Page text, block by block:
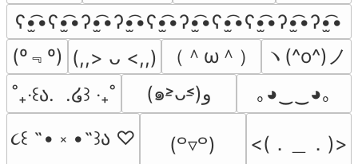
ʕ•̫͡•ʕ•̫͡•ʔ•̫͡•ʔ•̫͡•ʕ•̫͡•ʔ•̫͡•ʕ•̫͡•ʕ•̫͡•ʔ•̫͡•ʔ•̫͡•
(º﹃º) (,,> ᴗ <,,) （＾ω＾）
ヽ(^o^)ノ
˚₊‧꒰ა.  .໒꒱ ‧₊˚
(๑˃̵ᴗ˂̵)و
｡◕‿‿◕｡
૮꒰ ˶• ༝ •˶꒱ა ♡
(꒪▿꒪) <(．＿．)>